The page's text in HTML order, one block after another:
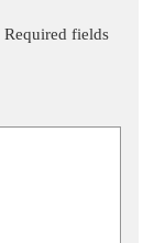
Required fields